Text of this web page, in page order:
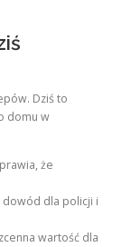
Dziś to
domu w
że
dowód dla policji i
wartość dla